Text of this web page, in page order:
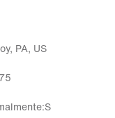
PA, US
S